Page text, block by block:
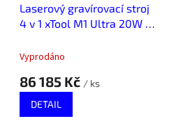
Laserový gravírovací stroj
4 v 1 xTool M1 Ultra 20W -
Vyprodáno
86 185 Kč / ks
DETAIL